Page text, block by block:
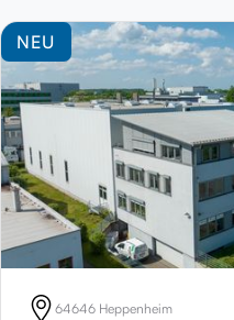
NEU
64646 Heppenheim